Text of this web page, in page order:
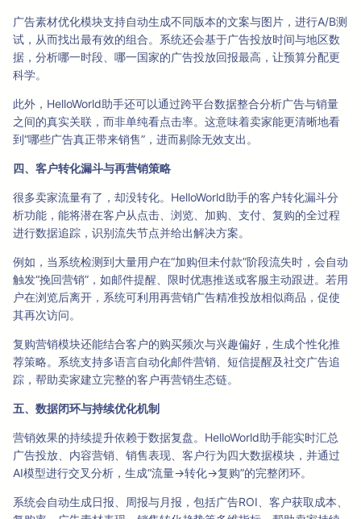
广告素材优化模块支持自动生成不同版本的文案与图片，进行A/B测
试，从而找出最有效的组合。系统还会基于广告投放时间与地区数
据，分析哪一时段、哪一国家的广告投放回报最高，让预算分配更
科学。
此外，HelloWorld助手还可以通过跨平台数据整合分析广告与销量
之间的真实关联，而非单纯看点击率。这意味着卖家能更清晰地看
到“哪些广告真正带来销售”，进而剔除无效支出。
四、客户转化漏斗与再营销策略
很多卖家流量有了，却没转化。HelloWorld助手的客户转化漏斗分
析功能，能将潜在客户从点击、浏览、加购、支付、复购的全过程
进行数据追踪，识别流失节点并给出解决方案。
例如，当系统检测到大量用户在“加购但未付款”阶段流失时，会自动
触发“挽回营销”，如邮件提醒、限时优惠推送或客服主动跟进。若用
户在浏览后离开，系统可利用再营销广告精准投放相似商品，促使
其再次访问。
复购营销模块还能结合客户的购买频次与兴趣偏好，生成个性化推
荐策略。系统支持多语言自动化邮件营销、短信提醒及社交广告追
踪，帮助卖家建立完整的客户再营销生态链。
五、数据闭环与持续优化机制
营销效果的持续提升依赖于数据复盘。HelloWorld助手能实时汇总
广告投放、内容营销、销售表现、客户行为四大数据模块，并通过
AI模型进行交叉分析，生成“流量→转化→复购”的完整闭环。
系统会自动生成日报、周报与月报，包括广告ROI、客户获取成本、